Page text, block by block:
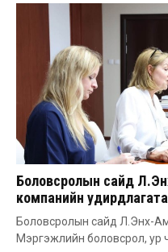
Боловсролын сайд
компанийн
Боловсролын сайд Л.Энх-
Мэргэжлийн боловсрол, ур